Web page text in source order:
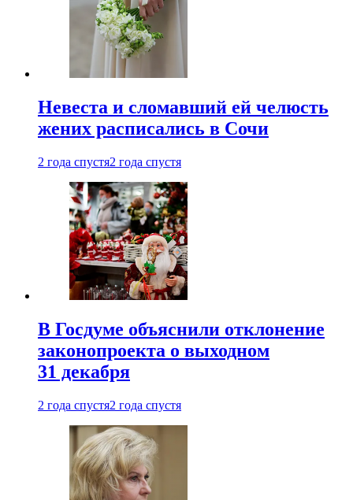
Невеста и сломавший ей челюсть
жених расписались в Сочи
2 года спустя2 года спустя
В Госдуме объяснили отклонение
законопроекта о выходном
31 декабря
2 года спустя2 года спустя